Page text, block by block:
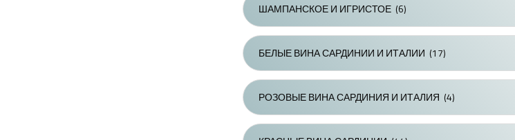
ШАМПАНСКОЕ И ИГРИСТОЕ (6)
БЕЛЫЕ ВИНА САРДИНИИ И ИТАЛИИ (17)
РОЗОВЫЕ ВИНА САРДИНИЯ И ИТАЛИЯ (4)